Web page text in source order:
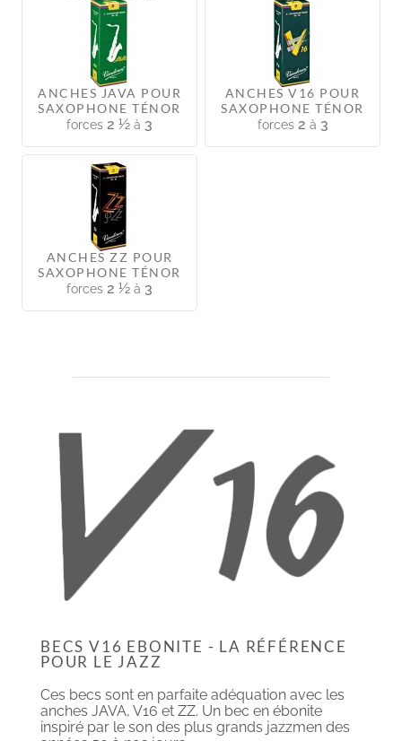
ANCHES JAVA POUR
SAXOPHONE TÉNOR
forces 2 ½ à 3
ANCHES V16 POUR
SAXOPHONE TÉNOR
forces 2 à 3
ANCHES ZZ POUR
SAXOPHONE TÉNOR
forces 2 ½ à 3
BECS V16 EBONITE - LA RÉFÉRENCE
POUR LE JAZZ
Ces becs sont en parfaite adéquation avec les
anches JAVA, V16 et ZZ. Un bec en ébonite
inspiré par le son des plus grands jazzmen des